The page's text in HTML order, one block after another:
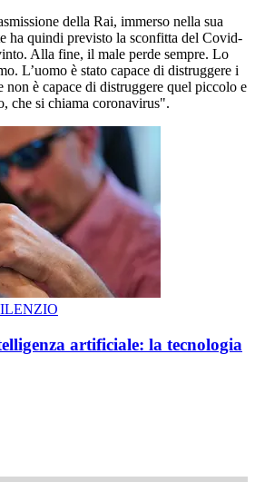
della Rai, immerso nella sua
ha quindi previsto la sconfitta del Covid-
Alla fine, il male perde sempre. Lo
L’uomo è stato capace di distruggere i
non è capace di distruggere quel piccolo e
che si chiama coronavirus".
artificiale: la tecnologia